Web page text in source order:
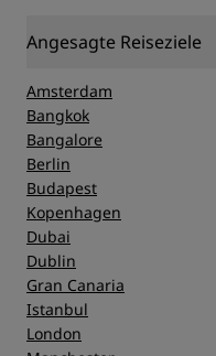
Angesagte Reiseziele
Amsterdam
Bangkok
Bangalore
Berlin
Budapest
Kopenhagen
Dubai
Dublin
Gran Canaria
Istanbul
London